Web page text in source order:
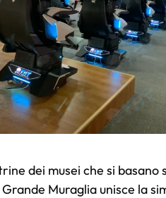
dei musei che si basano
Muraglia unisce la